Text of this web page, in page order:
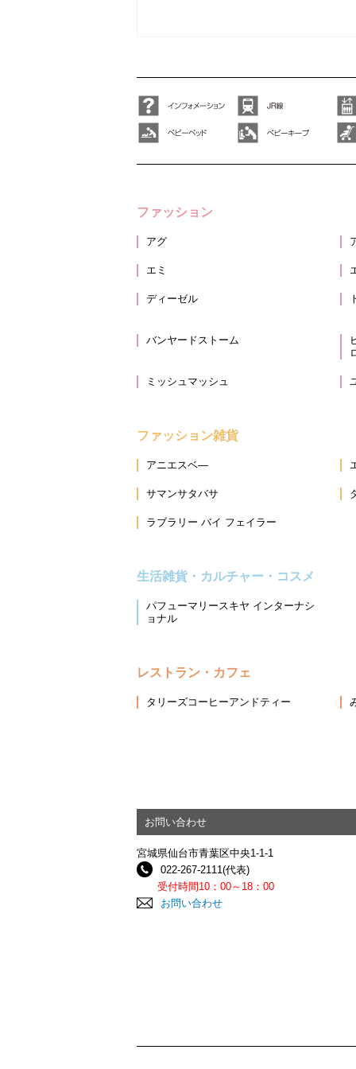
ファッション
アグ
エミ
ディーゼル
バンヤードストーム
ミッシュマッシュ
ファッション雑貨
アニエスベ―
サマンサタバサ
ラブラリー バイ フェイラー
生活雑貨・カルチャー・コスメ
パフューマリースキヤ インターナシ
ョナル
レストラン・カフェ
タリーズコーヒーアンドティー
お問い合わせ
宮城県仙台市青葉区中央1-1-1
022-267-2111(代表)
受付時間10：00～18：00
お問い合わせ